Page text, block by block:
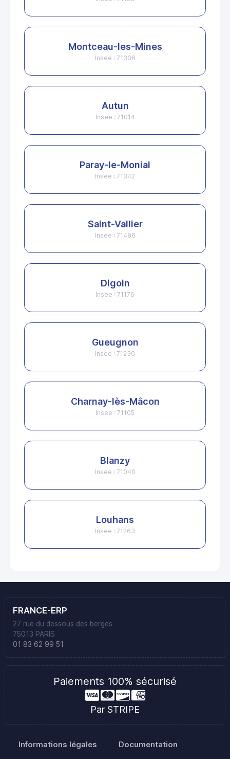
Montceau-les-Mines
Insee : 71306
Autun
Insee : 71014
Paray-le-Monial
Insee : 71342
Saint-Vallier
Insee : 71486
Digoin
Insee : 71176
Gueugnon
Insee : 71230
Charnay-lès-Mâcon
Insee : 71105
Blanzy
Insee : 71040
Louhans
Insee : 71263
FRANCE-ERP
27 rue du dessous des berges
75013 PARIS
01 83 62 99 51
Paiements 100% sécurisé
Par STRIPE
Informations légales Documentation